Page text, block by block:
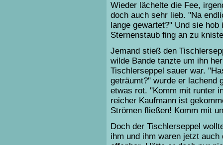
Wieder lächelte die Fee,
doch auch sehr lieb. "Na
lange gewartet?" Und sie
Sternenstaub fing an zu
Jemand stieß den
wilde Bande tanzte um ihn
Tischlerseppel sauer war.
geträumt?" wurde er lachend
etwas rot. "Komm mit runter
reicher Kaufmann ist
Strömen fließen! Komm mit
Doch der Tischlerseppel
ihm und ihm waren jetzt